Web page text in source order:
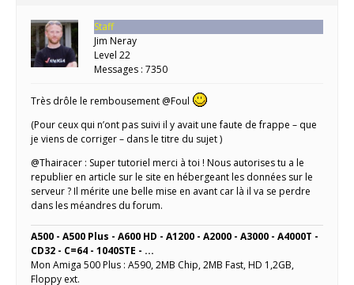
Staff
Jim Neray
Level 22
Messages : 7350
Très drôle le rembousement @Foul
(Pour ceux qui n’ont pas suivi il y avait une faute de frappe – que
je viens de corriger – dans le titre du sujet )
@Thairacer : Super tutoriel merci à toi ! Nous autorises tu a le
republier en article sur le site en hébergeant les données sur le
serveur ? Il mérite une belle mise en avant car là il va se perdre
dans les méandres du forum.
A500 - A500 Plus - A600 HD - A1200 - A2000 - A3000 - A4000T -
CD32 - C=64 - 1040STE - ...
Mon Amiga 500 Plus : A590, 2MB Chip, 2MB Fast, HD 1,2GB,
Floppy ext.